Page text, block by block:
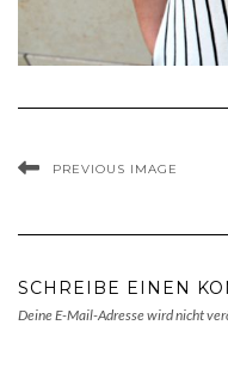
PREVIOUS IMAGE
SCHREIBE EINEN
Deine E-Mail-Adresse wird nicht